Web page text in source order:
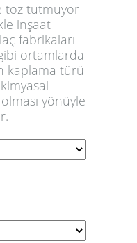
toz tutmuyor
inşaat
fabrikaları
ortamlarda
kaplama türü
yönüyle